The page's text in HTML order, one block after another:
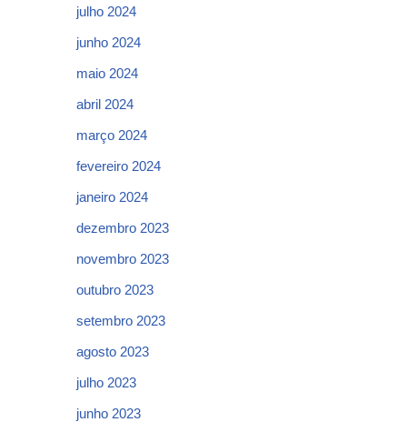
julho 2024
junho 2024
maio 2024
abril 2024
março 2024
fevereiro 2024
janeiro 2024
dezembro 2023
novembro 2023
outubro 2023
setembro 2023
agosto 2023
julho 2023
junho 2023